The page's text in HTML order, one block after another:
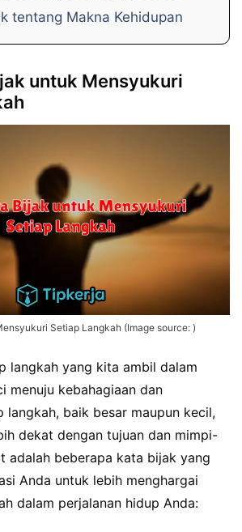
tentang Makna Kehidupan
untuk Mensyukuri
Setiap Langkah (Image source: )
langkah yang kita ambil dalam
menuju kebahagiaan dan
langkah, baik besar maupun kecil,
dekat dengan tujuan dan mimpi-
adalah beberapa kata bijak yang
Anda untuk lebih menghargai
dalam perjalanan hidup Anda: